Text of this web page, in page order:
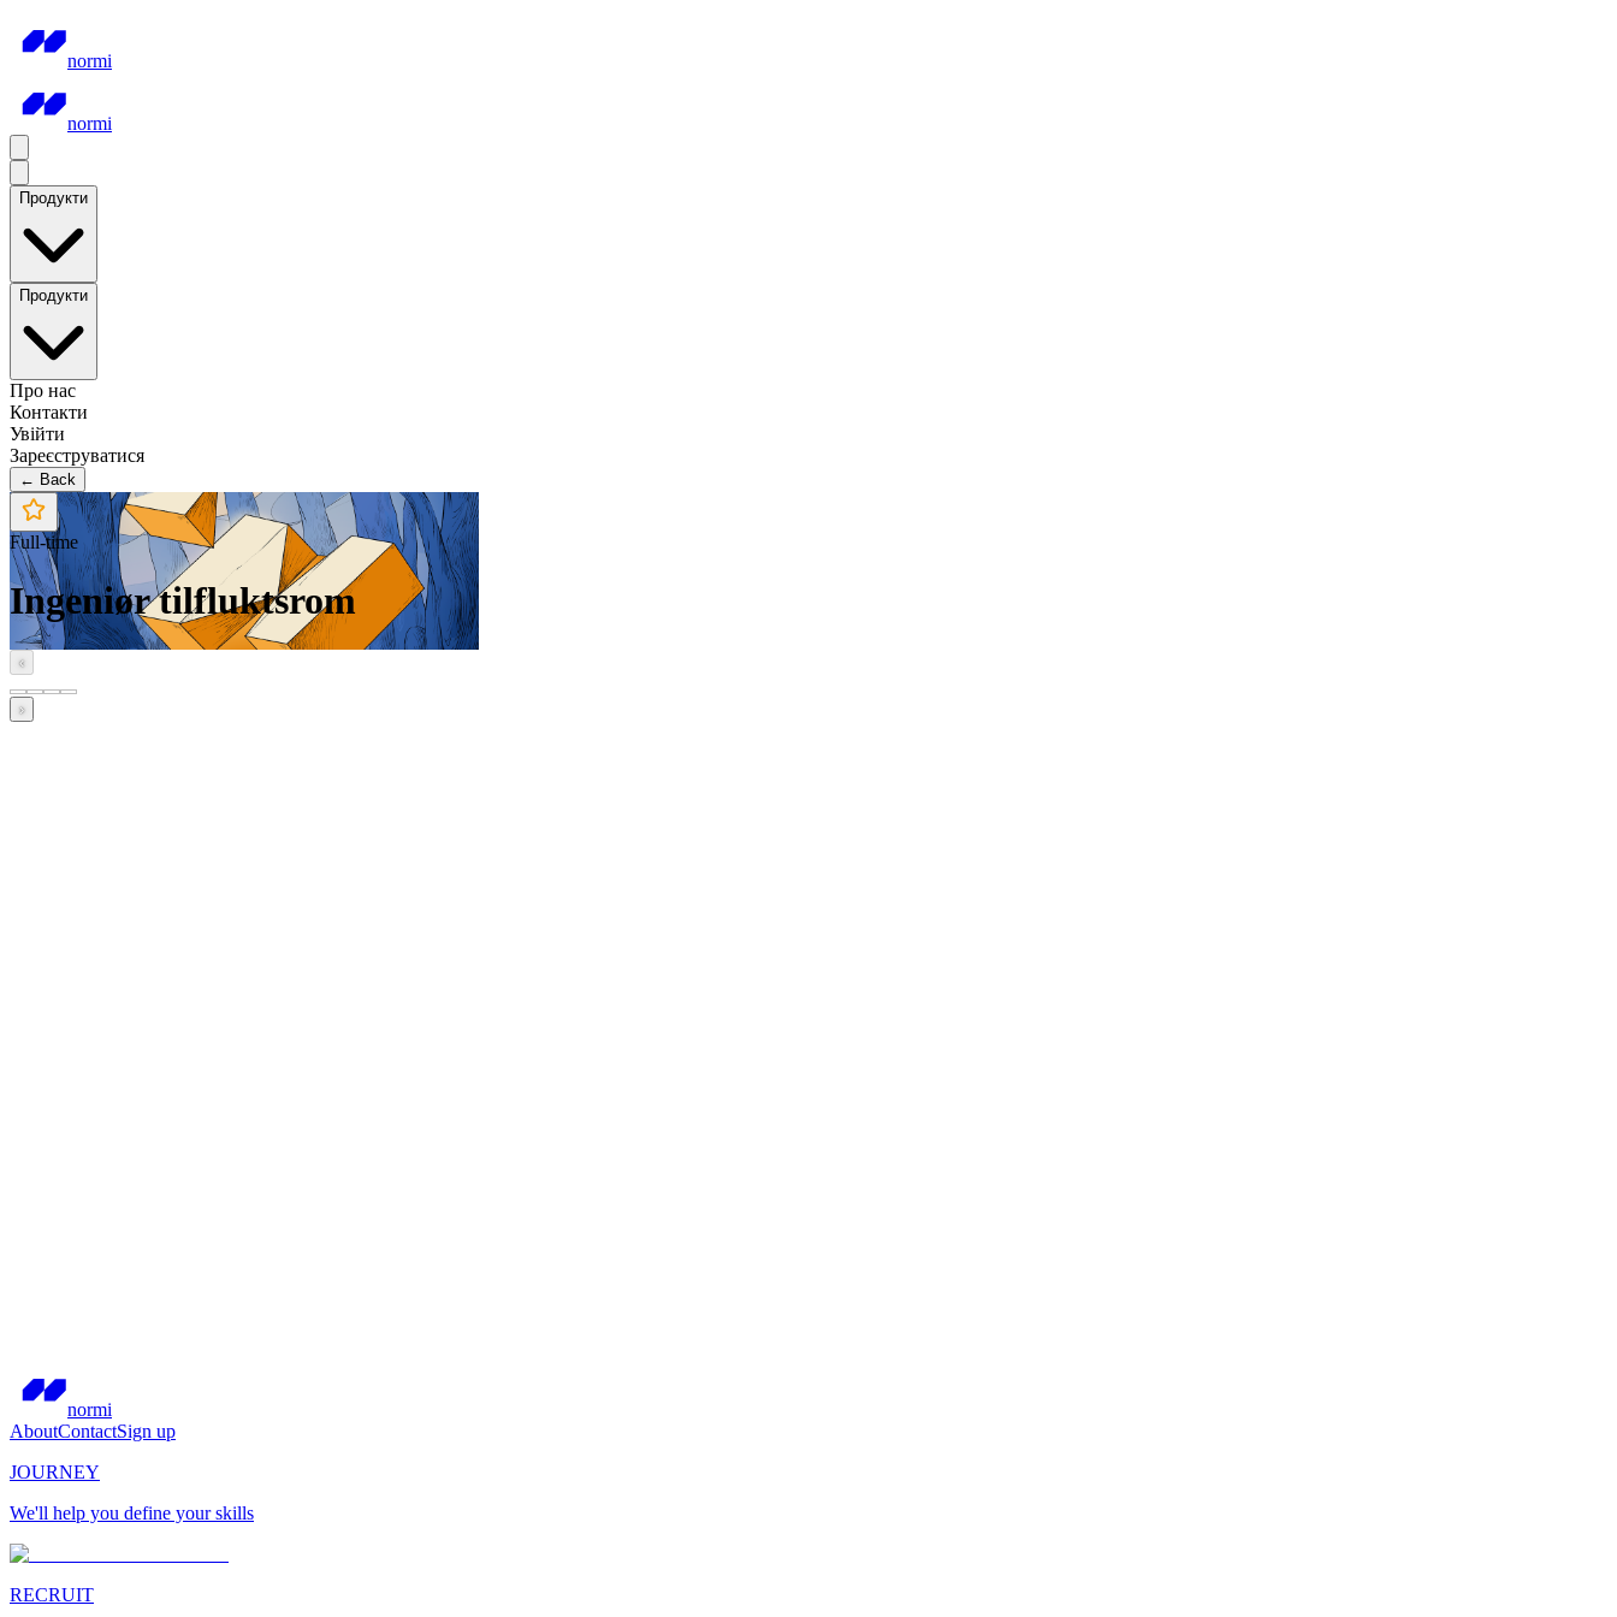
normi
normi
Продукти
Продукти
Про нас
Контакти
Увійти
Зареєструватися
← Back
Full-time
Ingeniør tilfluktsrom
‹
›
normi
AboutContactSign up
JOURNEY
We'll help you define your skills
RECRUIT